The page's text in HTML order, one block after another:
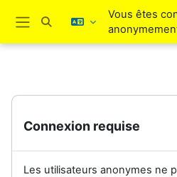
Passer au contenu principal
Panneau latéral
Activer/désactiver la saisie
Vous êtes
Connexion requise
Les utilisateurs anonymes ne